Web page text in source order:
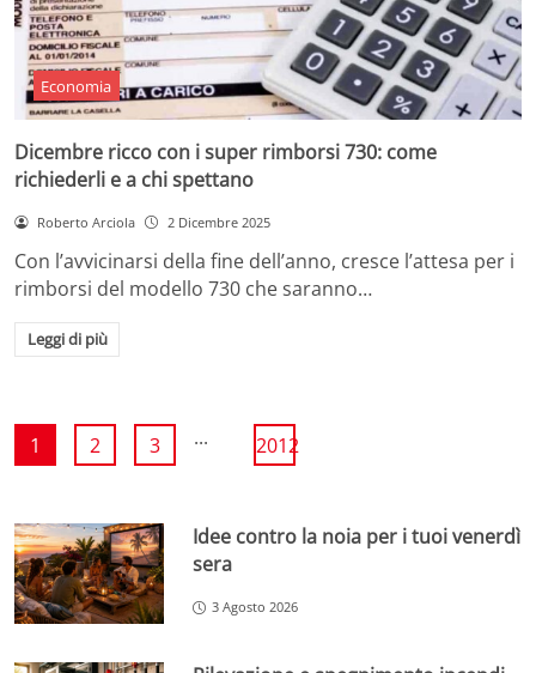
Economia
Dicembre ricco con i super rimborsi 730: come
richiederli e a chi spettano
Roberto Arciola 2 Dicembre 2025
Con l’avvicinarsi della fine dell’anno, cresce l’attesa per i
rimborsi del modello 730 che saranno…
Leggi di più
1 2 3 ... 2012
Idee contro la noia per i tuoi venerdì
sera
3 Agosto 2026